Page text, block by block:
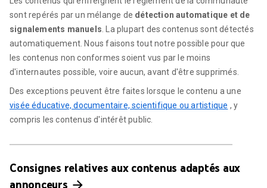
sont repérés par un mélange de détection automatique et de
signalements manuels . La plupart des contenus sont détectés
automatiquement. Nous faisons tout notre possible pour que
les contenus non conformes soient vus par le moins
d'internautes possible, voire aucun, avant d'être supprimés.
Des exceptions peuvent être faites lorsque le contenu a une
visée éducative, documentaire, scientifique ou artistique , y
compris les contenus d'intérêt public.
Consignes relatives aux contenus adaptés aux
annonceurs